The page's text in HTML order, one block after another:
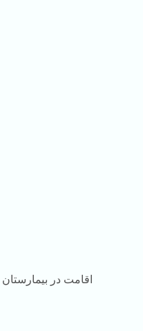
اقامت در بیمارستان